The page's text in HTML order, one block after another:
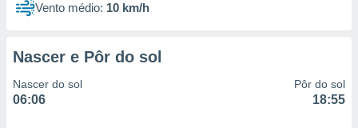
1199
Vento médio: 10 km/h
Nascer e Pôr do sol
Nascer do sol
06:06
Pôr do sol
18:55